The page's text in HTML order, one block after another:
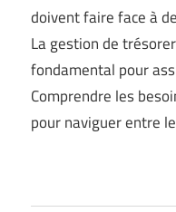
doivent faire face à
La gestion de
fondamental pour
Comprendre les
pour naviguer entre